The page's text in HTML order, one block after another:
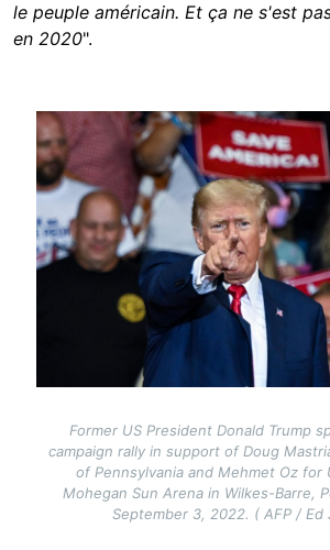
le peuple américain. Et ça ne s'est
en 2020".
Image
Former US President Donald Trump
campaign rally in support of Doug
of Pennsylvania and Mehmet Oz for
Mohegan Sun Arena in Wilkes-Barre,
September 3, 2022. ( AFP / Ed